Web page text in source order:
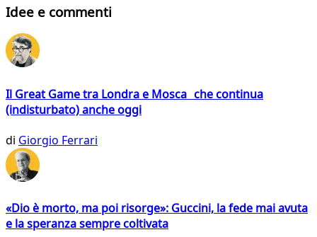
Idee e commenti
Il Great Game tra Londra e Mosca che continua
(indisturbato) anche oggi
di Giorgio Ferrari
«Dio è morto, ma poi risorge»: Guccini, la fede mai avuta
e la speranza sempre coltivata